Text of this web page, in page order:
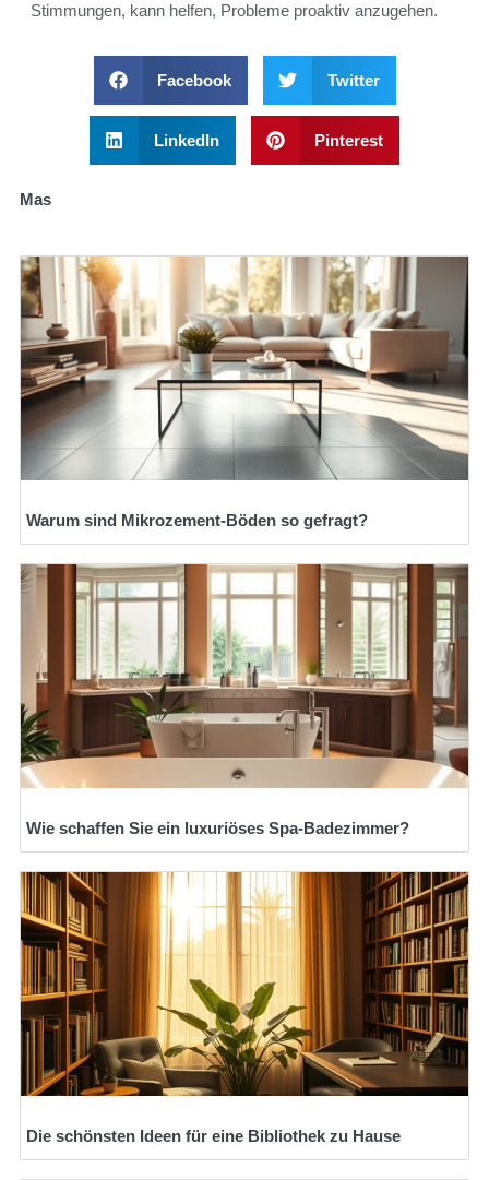
Stimmungen, kann helfen, Probleme proaktiv anzugehen.
Facebook Twitter
LinkedIn Pinterest
Mas
Warum sind Mikrozement-Böden so gefragt?
Wie schaffen Sie ein luxuriöses Spa-Badezimmer?
Die schönsten Ideen für eine Bibliothek zu Hause